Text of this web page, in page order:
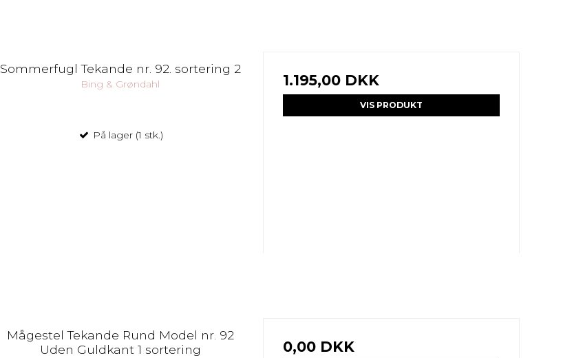
Sommerfugl Tekande nr. 92. sortering 2
Bing & Grøndahl
På lager (1 stk.)
1.195,00 DKK
VIS PRODUKT
Mågestel Tekande Rund Model nr. 92
Uden Guldkant 1 sortering
0,00 DKK